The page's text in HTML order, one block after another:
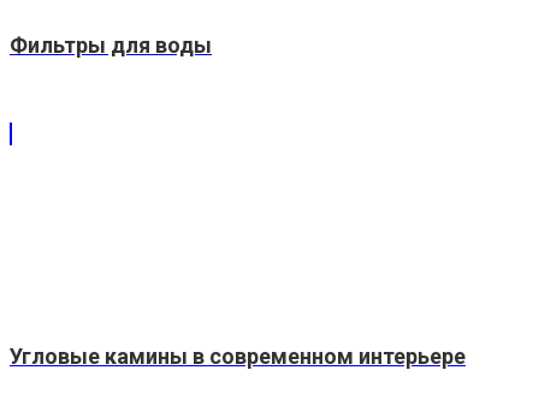
Фильтры для воды
Угловые камины в современном интерьере